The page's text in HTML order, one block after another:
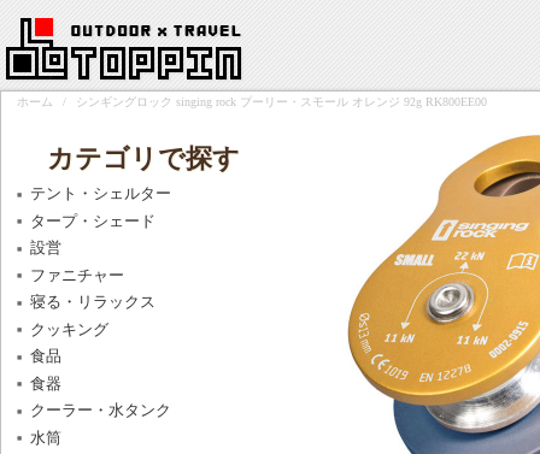
ホーム / シンギングロック singing rock プーリー・スモール オレンジ 92g RK800EE00
カテゴリで探す
テント・シェルター
タープ・シェード
設営
ファニチャー
寝る・リラックス
クッキング
食品
食器
クーラー・水タンク
水筒